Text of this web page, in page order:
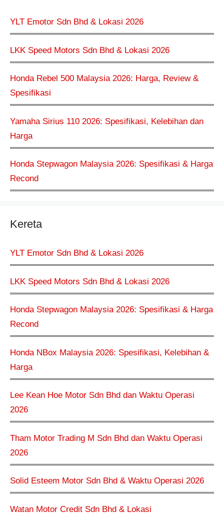
YLT Emotor Sdn Bhd & Lokasi 2026
LKK Speed Motors Sdn Bhd & Lokasi 2026
Honda Rebel 500 Malaysia 2026: Harga, Review &
Spesifikasi
Yamaha Sirius 110 2026: Spesifikasi, Kelebihan dan
Harga
Honda Stepwagon Malaysia 2026: Spesifikasi & Harga
Recond
Kereta
YLT Emotor Sdn Bhd & Lokasi 2026
LKK Speed Motors Sdn Bhd & Lokasi 2026
Honda Stepwagon Malaysia 2026: Spesifikasi & Harga
Recond
Honda NBox Malaysia 2026: Spesifikasi, Kelebihan &
Harga
Lee Kean Hoe Motor Sdn Bhd dan Waktu Operasi
2026
Tham Motor Trading M Sdn Bhd dan Waktu Operasi
2026
Solid Esteem Motor Sdn Bhd & Waktu Operasi 2026
Watan Motor Credit Sdn Bhd & Lokasi